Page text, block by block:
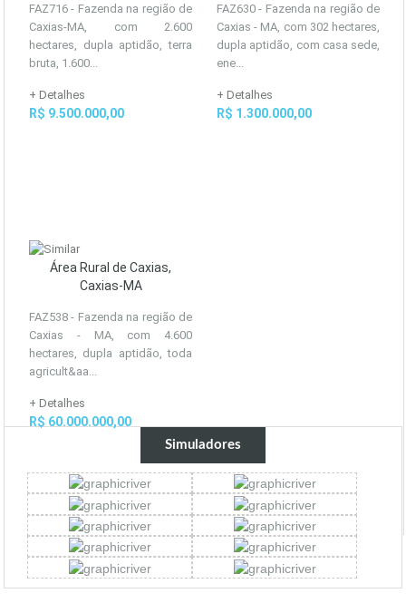
FAZ716 - Fazenda na região de
Caxias-MA, com 2.600
hectares, dupla aptidão, terra
bruta, 1.600...
+ Detalhes
R$ 9.500.000,00
FAZ630 - Fazenda na região de
Caxias - MA, com 302 hectares,
dupla aptidão, com casa sede,
ene...
+ Detalhes
R$ 1.300.000,00
Área Rural de Caxias,
Caxias-MA
FAZ538 - Fazenda na região de
Caxias - MA, com 4.600
hectares, dupla aptidão, toda
agricult&aa...
+ Detalhes
R$ 60.000.000,00
Simuladores